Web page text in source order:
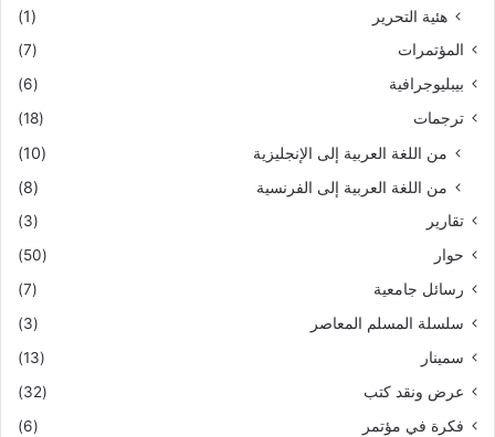
هئية التحرير
(1)
المؤتمرات
(7)
بيبليوجرافية
(6)
ترجمات
(18)
من اللغة العربية إلى الإنجليزية
(10)
من اللغة العربية إلى الفرنسية
(8)
تقارير
(3)
حوار
(50)
رسائل جامعية
(7)
سلسلة المسلم المعاصر
(3)
سمينار
(13)
عرض ونقد كتب
(32)
فكرة في مؤتمر
(6)